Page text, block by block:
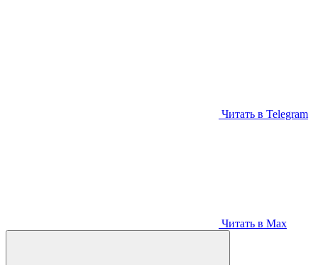
Читать в Telegram
Читать в Max